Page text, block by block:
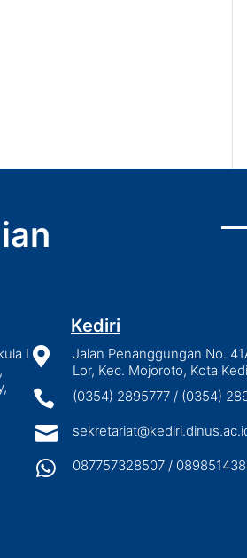
I
Kediri

Jalan Penanggungan No.
Lor, Kec. Mojoroto, Kota
 (0354) 2895777 / (0354)

 087757328507 /